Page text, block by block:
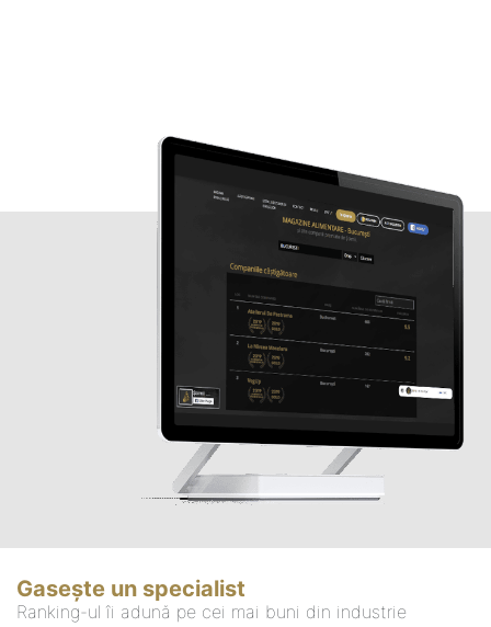
Gasește un specialist
Ranking-ul îi adună pe cei mai buni din industrie